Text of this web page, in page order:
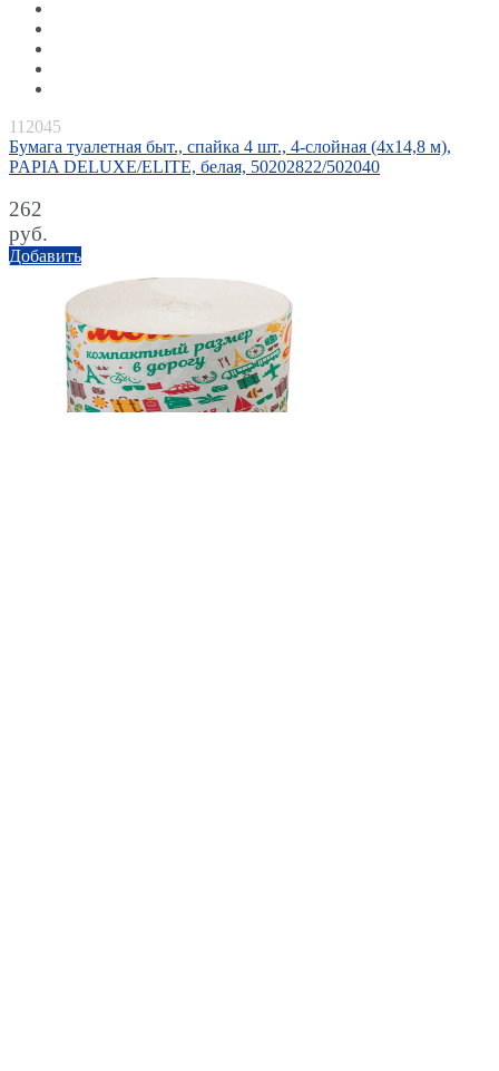
112045
Бумага туалетная быт., спайка 4 шт., 4-слойная (4х14,8 м),
PAPIA DELUXE/ELITE, белая, 50202822/502040
262
руб.
Добавить